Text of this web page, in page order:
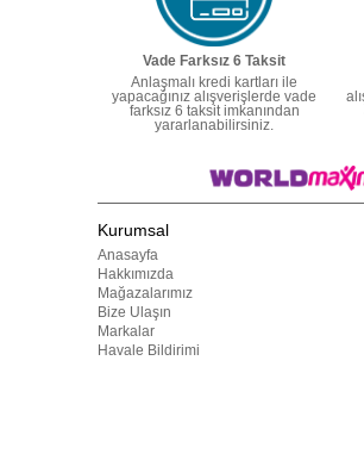
Vade Farksız 6 Taksit
Anlaşmalı kredi kartları ile
yapacağınız alışverişlerde vade
farksız 6 taksit imkanından
yararlanabilirsiniz.
Kurumsal
Anasayfa
Hakkımızda
Mağazalarımız
Bize Ulaşın
Markalar
Havale Bildirimi